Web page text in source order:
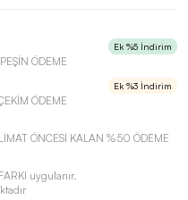
Ek %5 İndirim
ÖDEME
Ek %3 İndirim
ÖDEME
ÖNCESİ KALAN %50 ÖDEME
uygulanır.